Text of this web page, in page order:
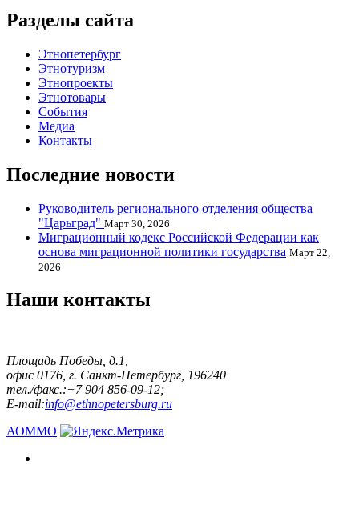
Разделы сайта
Этнопетербург
Этнотуризм
Этнопроекты
Этнотовары
События
Медиа
Контакты
Последние новости
Руководитель регионального отделения общества
"Царьград" Март 30, 2026
Миграционный кодекс Российской Федерации как
основа миграционной политики государства Март 22,
2026
Наши контакты
Площадь Победы, д.1,
офис 0176, г. Санкт-Петербург, 196240
тел./факс.:+7 904 856-09-12;
E-mail:info@ethnopetersburg.ru
АОММО